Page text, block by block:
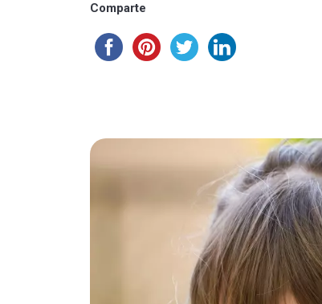
Comparte